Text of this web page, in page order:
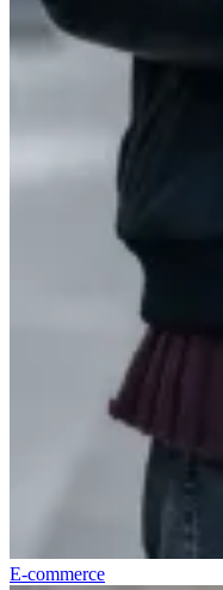
E-commerce